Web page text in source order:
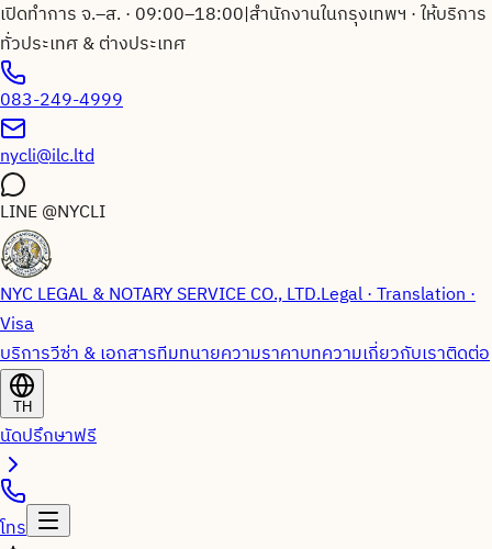
เปิดทำการ จ.–ส. · 09:00–18:00|สำนักงานในกรุงเทพฯ · ให้บริการ
ทั่วประเทศ & ต่างประเทศ
083-249-4999
nycli@ilc.ltd
LINE@NYCLI
NYC LEGAL & NOTARY SERVICE CO., LTD.Legal · Translation ·
Visa
บริการวีซ่า & เอกสารทีมทนายความราคาบทความเกี่ยวกับเราติดต่อ
TH
นัดปรึกษาฟรี
โทร